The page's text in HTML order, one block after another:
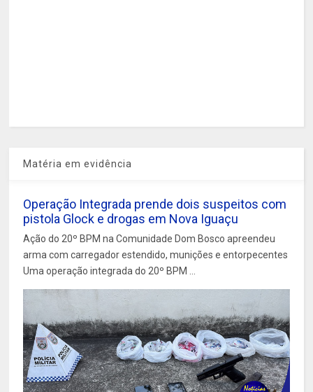
Matéria em evidência
Operação Integrada prende dois suspeitos com
pistola Glock e drogas em Nova Iguaçu
Ação do 20º BPM na Comunidade Dom Bosco apreendeu
arma com carregador estendido, munições e entorpecentes
Uma operação integrada do 20º BPM ...